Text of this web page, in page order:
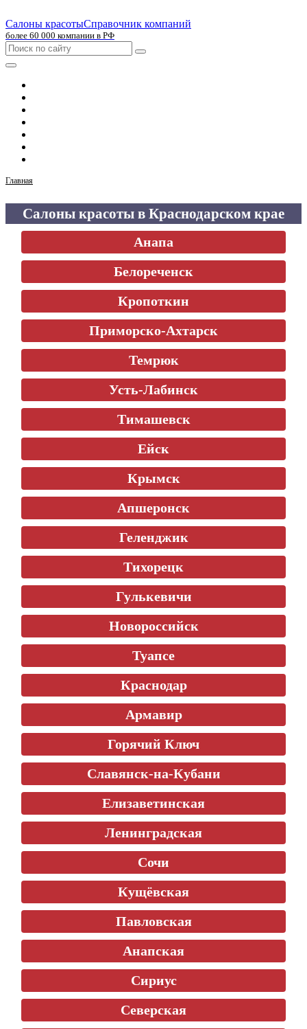
Салоны красотыСправочник компаний
более 60 000 компании в РФ
Главная
Салоны красоты в Краснодарском крае
Анапа
Белореченск
Кропоткин
Приморско-Ахтарск
Темрюк
Усть-Лабинск
Тимашевск
Ейск
Крымск
Апшеронск
Геленджик
Тихорецк
Гулькевичи
Новороссийск
Туапсе
Краснодар
Армавир
Горячий Ключ
Славянск-на-Кубани
Елизаветинская
Ленинградская
Сочи
Кущёвская
Павловская
Анапская
Сириус
Северская